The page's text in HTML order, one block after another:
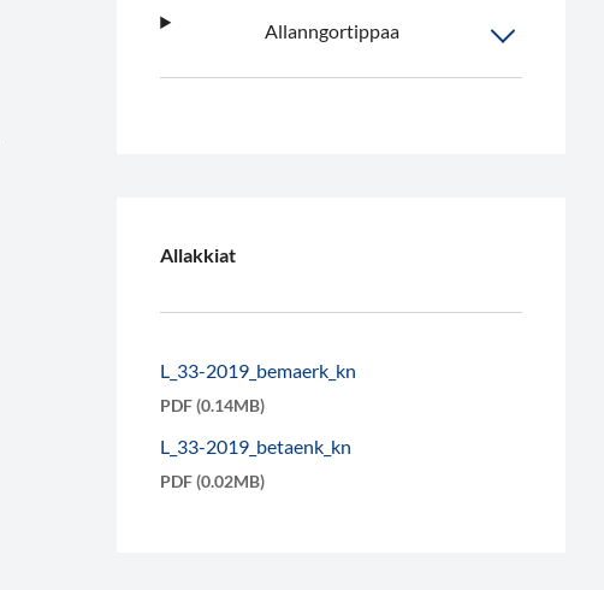
Allanngortippaa
Allakkiat
L_33-2019_bemaerk_kn
PDF (0.14MB)
L_33-2019_betaenk_kn
PDF (0.02MB)